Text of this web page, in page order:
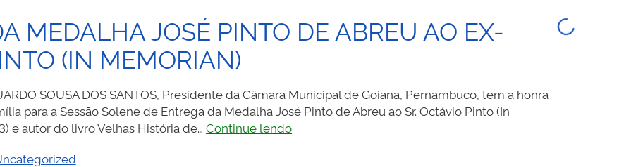
CIDADÃ
GOIANENSE
MEDALHA JOSÉ PINTO DE ABREU AO EX-
(IN MEMORIAN)
SOUSA DOS SANTOS, Presidente da Câmara Municipal de Goiana, Pernambuco, tem a honra
para a Sessão Solene de Entrega da Medalha José Pinto de Abreu ao Sr. Octávio Pinto (In
e autor do livro Velhas História de… Continue lendoCONVITE: